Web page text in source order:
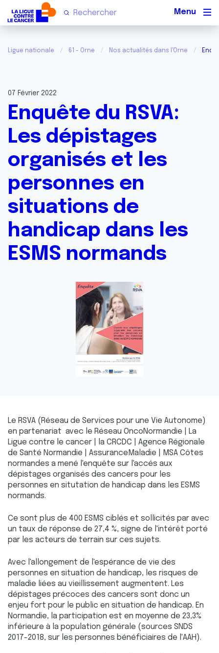
Ligue nationale 61 - Orne Nos actualités dans l'Orne
07 Février 2022
Enquête du RSVA:
Les dépistages
organisés et les
personnes en
situations de
handicap dans les
ESMS normands
Le RSVA (Réseau de Services pour une Vie Autonome)
en partenariat avec le Réseau OncoNormandie | La
Ligue contre le cancer | la CRCDC | Agence Régionale
de Santé Normandie | AssuranceMaladie | MSA Côtes
normandes a mené l'enquête sur l'accés aux
dépistages organisés des cancers pour les
personnes en situtation de handicap dans les ESMS
normands.
Ce sont plus de 400 ESMS ciblés et sollicités par avec
un taux de réponse de 27,4 %, signe de l'intérêt porté
par les acteurs de terrain sur ces sujets.
Avec l'allongement de l'espérance de vie des
personnes en situation de handicap, les risques de
maladie liées au vieillissement augmentent. Les
dépistages précoces des cancers sont donc un
enjeu fort pour le public en situation de handicap. En
Normandie, la participation est en moyenne de 23,3%
inférieure à la population générale (sources SNDS
2017-2018, sur les personnes bénéficiaires de l'AAH).